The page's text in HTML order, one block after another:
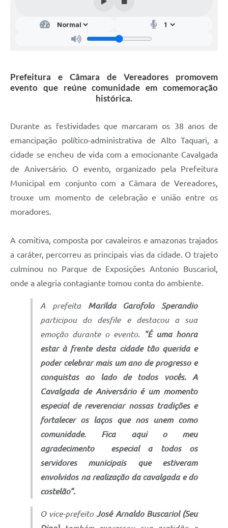
Prefeitura e Câmara de Vereadores promovem
evento que reúne comunidade em comemoração
histórica.
Durante as festividades que marcaram os 38 anos de
emancipação político-administrativa de Alto Taquari, a
cidade se encheu de vida com a emocionante Cavalgada
de Aniversário. O evento, organizado pela Prefeitura
Municipal em conjunto com a Câmara de Vereadores,
trouxe um momento de celebração e união entre os
moradores.
A comitiva, composta por cavaleiros e amazonas trajados
a caráter, percorreu as principais vias da cidade. O trajeto
culminou no Parque de Exposições Antonio Buscariol,
onde a alegria contagiante tomou conta do ambiente.
A prefeitaMarilda Garofolo Sperandio
participou do desfile e destacou a sua
emoção durante o evento.
"É uma honra
estar à frente desta cidade tão querida e
poder celebrar mais um ano de progresso e
conquistas ao lado de todos vocês. A
Cavalgada de Aniversário é um momento
especial de reverenciar nossas tradições e
fortalecer os laços que nos unem como
comunidade. Fica aqui o meu
agradecimento especial a todos os
servidores municipais que estiveram
envolvidos na realização da cavalgada e do
costelão".
O vice-prefeito José Arnaldo Buscariol (Seu